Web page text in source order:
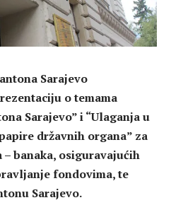
Sarajevo
o temama
Sarajevo” i “Ulaganja u
državnih organa” za
banaka, osiguravajućih
fondovima, te
Sarajevo.